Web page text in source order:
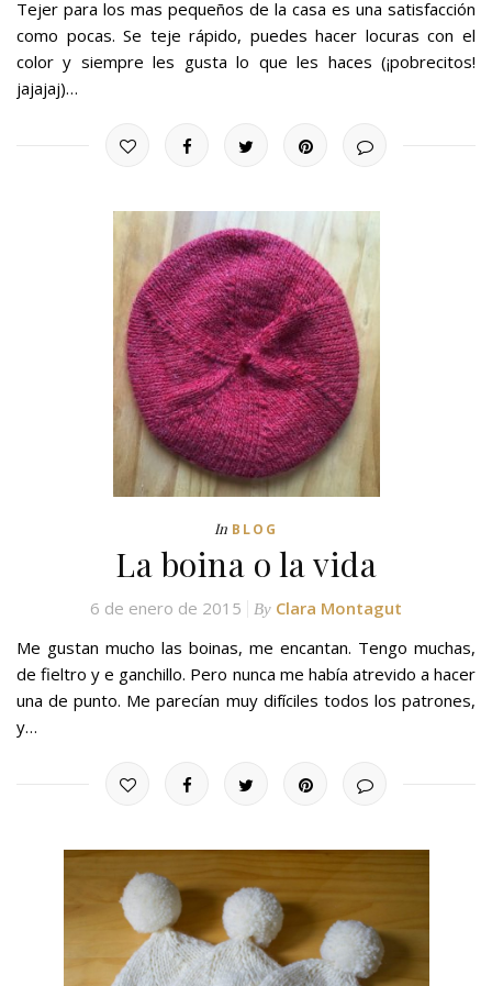
Tejer para los mas pequeños de la casa es una satisfacción
como pocas. Se teje rápido, puedes hacer locuras con el
color y siempre les gusta lo que les haces (¡pobrecitos!
jajajaj)…
In BLOG
La boina o la vida
6 de enero de 2015 By Clara Montagut
Me gustan mucho las boinas, me encantan. Tengo muchas,
de fieltro y e ganchillo. Pero nunca me había atrevido a hacer
una de punto. Me parecían muy difíciles todos los patrones,
y…